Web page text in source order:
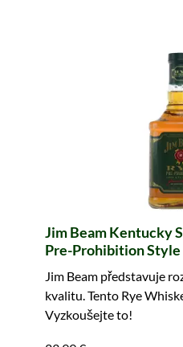
Jim Beam Kentucky
Pre-Prohibition Style
Jim Beam představuje
kvalitu. Tento Rye
Vyzkoušejte to!